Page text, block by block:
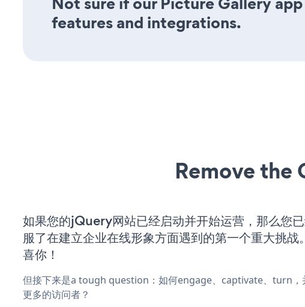
features and integrations.
Remove the
如果您的jQuery网站已经启动并开始运营，那么您
服了在建立企业在线形象方面遇到的第一个重大挑战
喜你！
但接下来是a tough question：如何engage、captivate、turn，
更多的访问者？